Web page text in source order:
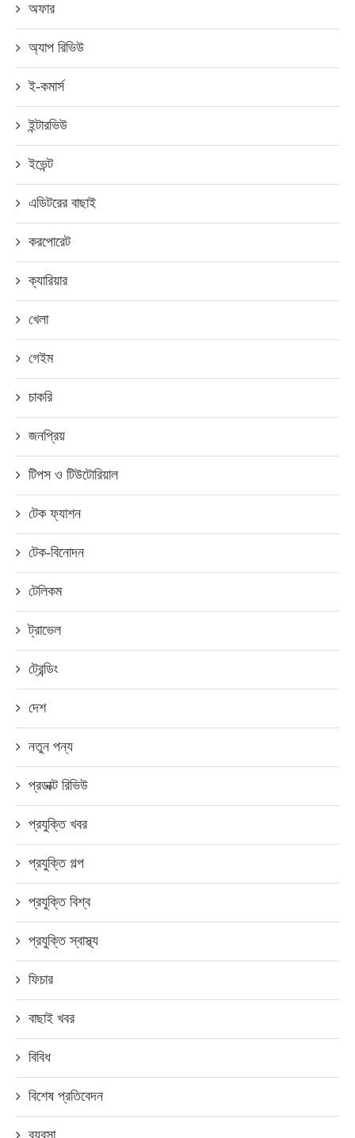
অফার
অ্যাপ রিভিউ
ই-কমার্স
ইন্টারভিউ
ইভেন্ট
এডিটরের বাছাই
করপোরেট
ক্যারিয়ার
খেলা
গেইম
চাকরি
জনপ্রিয়
টিপস ও টিউটোরিয়াল
টেক ফ্যাশন
টেক-বিনোদন
টেলিকম
ট্রাভেল
ট্রেন্ডিং
দেশ
নতুন পন্য
প্রডাক্ট রিভিউ
প্রযুক্তি খবর
প্রযুক্তি গল্প
প্রযুক্তি বিশ্ব
প্রযুক্তি স্বাস্থ্য
ফিচার
বাছাই খবর
বিবিধ
বিশেষ প্রতিবেদন